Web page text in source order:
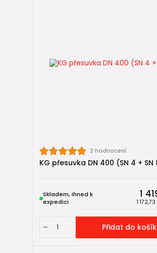
2 hodnocení
KG přesuvka DN 400 (SN 4 + SN
1
1
Skladem, ihned k
expedici
Přidat do